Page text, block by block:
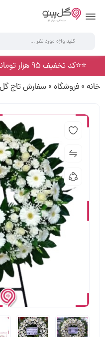
⭐️⭐️کد تخفیف 95 هزار تومانی first-buy رو از دست ندین⭐️⭐️
خانه » فروشگاه » سفارش تاج گل